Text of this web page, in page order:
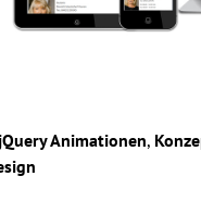
Animationen,